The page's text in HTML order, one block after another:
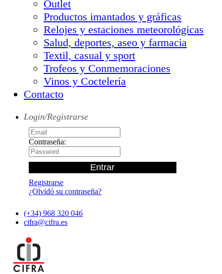
Outlet
Productos imantados y gráficas
Relojes y estaciones meteorológicas
Salud, deportes, aseo y farmacia
Textil, casual y sport
Trofeos y Conmemoraciones
Vinos y Coctelería
Contacto
Login/Registrarse
Contraseña:
Registrarse
¿Olvidó su contraseña?
(+34) 968 320 046
cifra@cifra.es